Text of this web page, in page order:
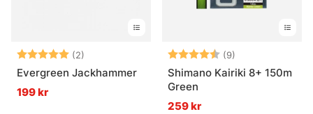
Betyg: (2)
5.0 utav 5 stjärnor
Evergreen Jackhammer
199 kr
Betyg: (9)
Shimano Kairiki 8+ 150m
Green
259 kr